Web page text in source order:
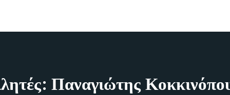
Παναγιώτης